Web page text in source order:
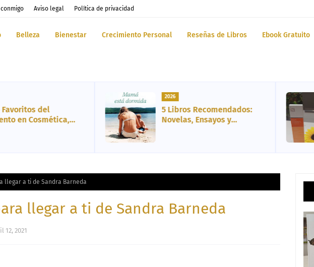
Aviso legal Política de privacidad
Belleza Bienestar Crecimiento Personal Reseñas de Libros Ebook Gratuito
Favoritos del
en Cosmética,
2026
5 Libros Recomendados:
Novelas, Ensayos y
llegar a ti de Sandra Barneda
llegar a ti de Sandra Barneda
12, 2021